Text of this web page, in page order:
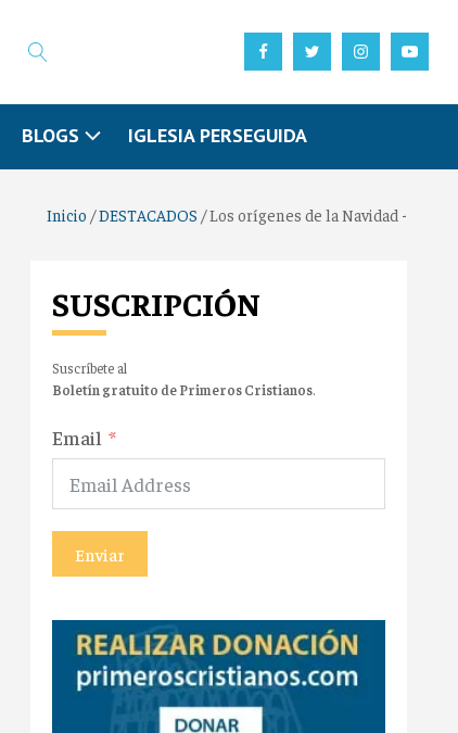
BLOGS IGLESIA PERSEGUIDA
Inicio /DESTACADOS /Los orígenes de la Navidad -
SUSCRIPCIÓN
Suscríbete al
Boletín gratuito de Primeros Cristianos.
Email
Enviar